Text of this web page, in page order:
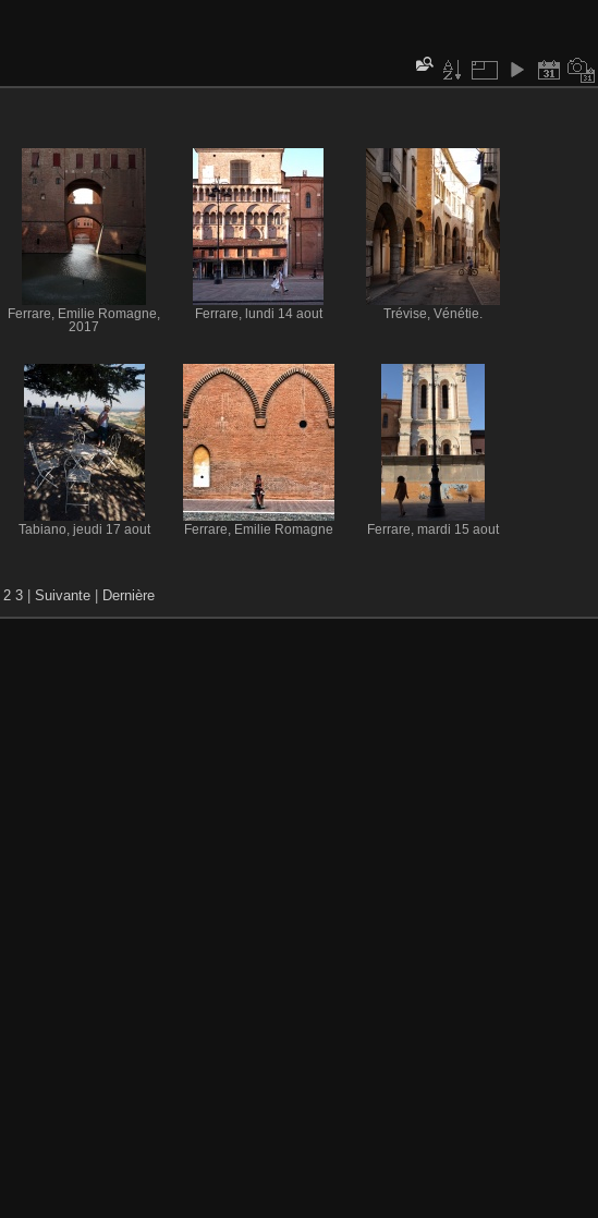
Ferrare, Emilie Romagne,
2017
Ferrare, lundi 14 aout Trévise, Vénétie.
Tabiano, jeudi 17 aout Ferrare, Emilie Romagne Ferrare, mardi 15 aout
2 3 Suivante Dernière